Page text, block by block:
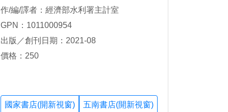
作/編/譯者：經濟部水利署主計室
GPN：1011000954
出版／創刊日期：2021-08
價格：250
國家書店(開新視窗) 五南書店(開新視窗)